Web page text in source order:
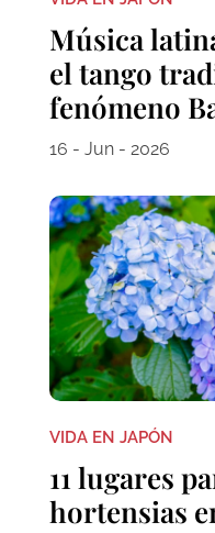
Música
el tango
fenómeno
16 - Jun - 2026
VIDA EN JAPÓN
11 lugares
hortensias